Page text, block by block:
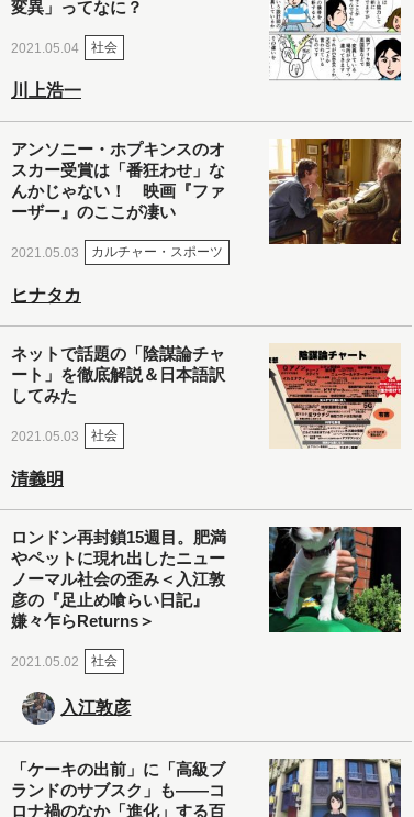
変異」ってなに？
2021.05.04 社会
川上浩一
アンソニー・ホプキンスのオ
スカー受賞は「番狂わせ」な
んかじゃない！ 映画『ファ
ーザー』のここが凄い
2021.05.03 カルチャー・スポーツ
ヒナタカ
ネットで話題の「陰謀論チャ
ート」を徹底解説＆日本語訳
してみた
2021.05.03 社会
清義明
ロンドン再封鎖15週目。肥満
やペットに現れ出したニュー
ノーマル社会の歪み＜入江敦
彦の『足止め喰らい日記』
嫌々乍らReturns＞
2021.05.02 社会
入江敦彦
「ケーキの出前」に「高級ブ
ランドのサブスク」も――コ
ロナ禍のなか「進化」する百